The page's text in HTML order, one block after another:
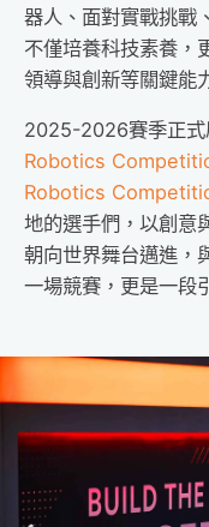
器人、面對實戰挑戰
不僅培養科技素養，
領導與創新等關鍵能
2025-2026賽季正式
Robotics
Robotics
地的選手們，以創意
朝向世界舞台邁進，
一場競賽，更是一段